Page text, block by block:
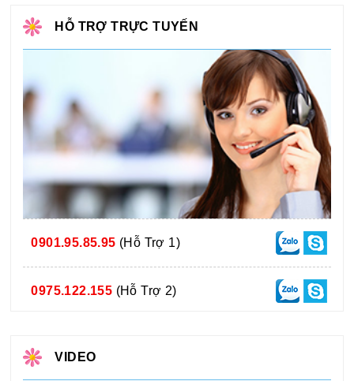
HỖ TRỢ TRỰC TUYẾN
0901.95.85.95 (Hỗ Trợ 1)
0975.122.155 (Hỗ Trợ 2)
VIDEO